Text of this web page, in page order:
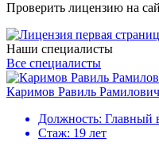
Проверить лицензию на
Наши специалисты
Все специалисты
Каримов Равиль Рамилович
Должность: Главный
Стаж: 19 лет